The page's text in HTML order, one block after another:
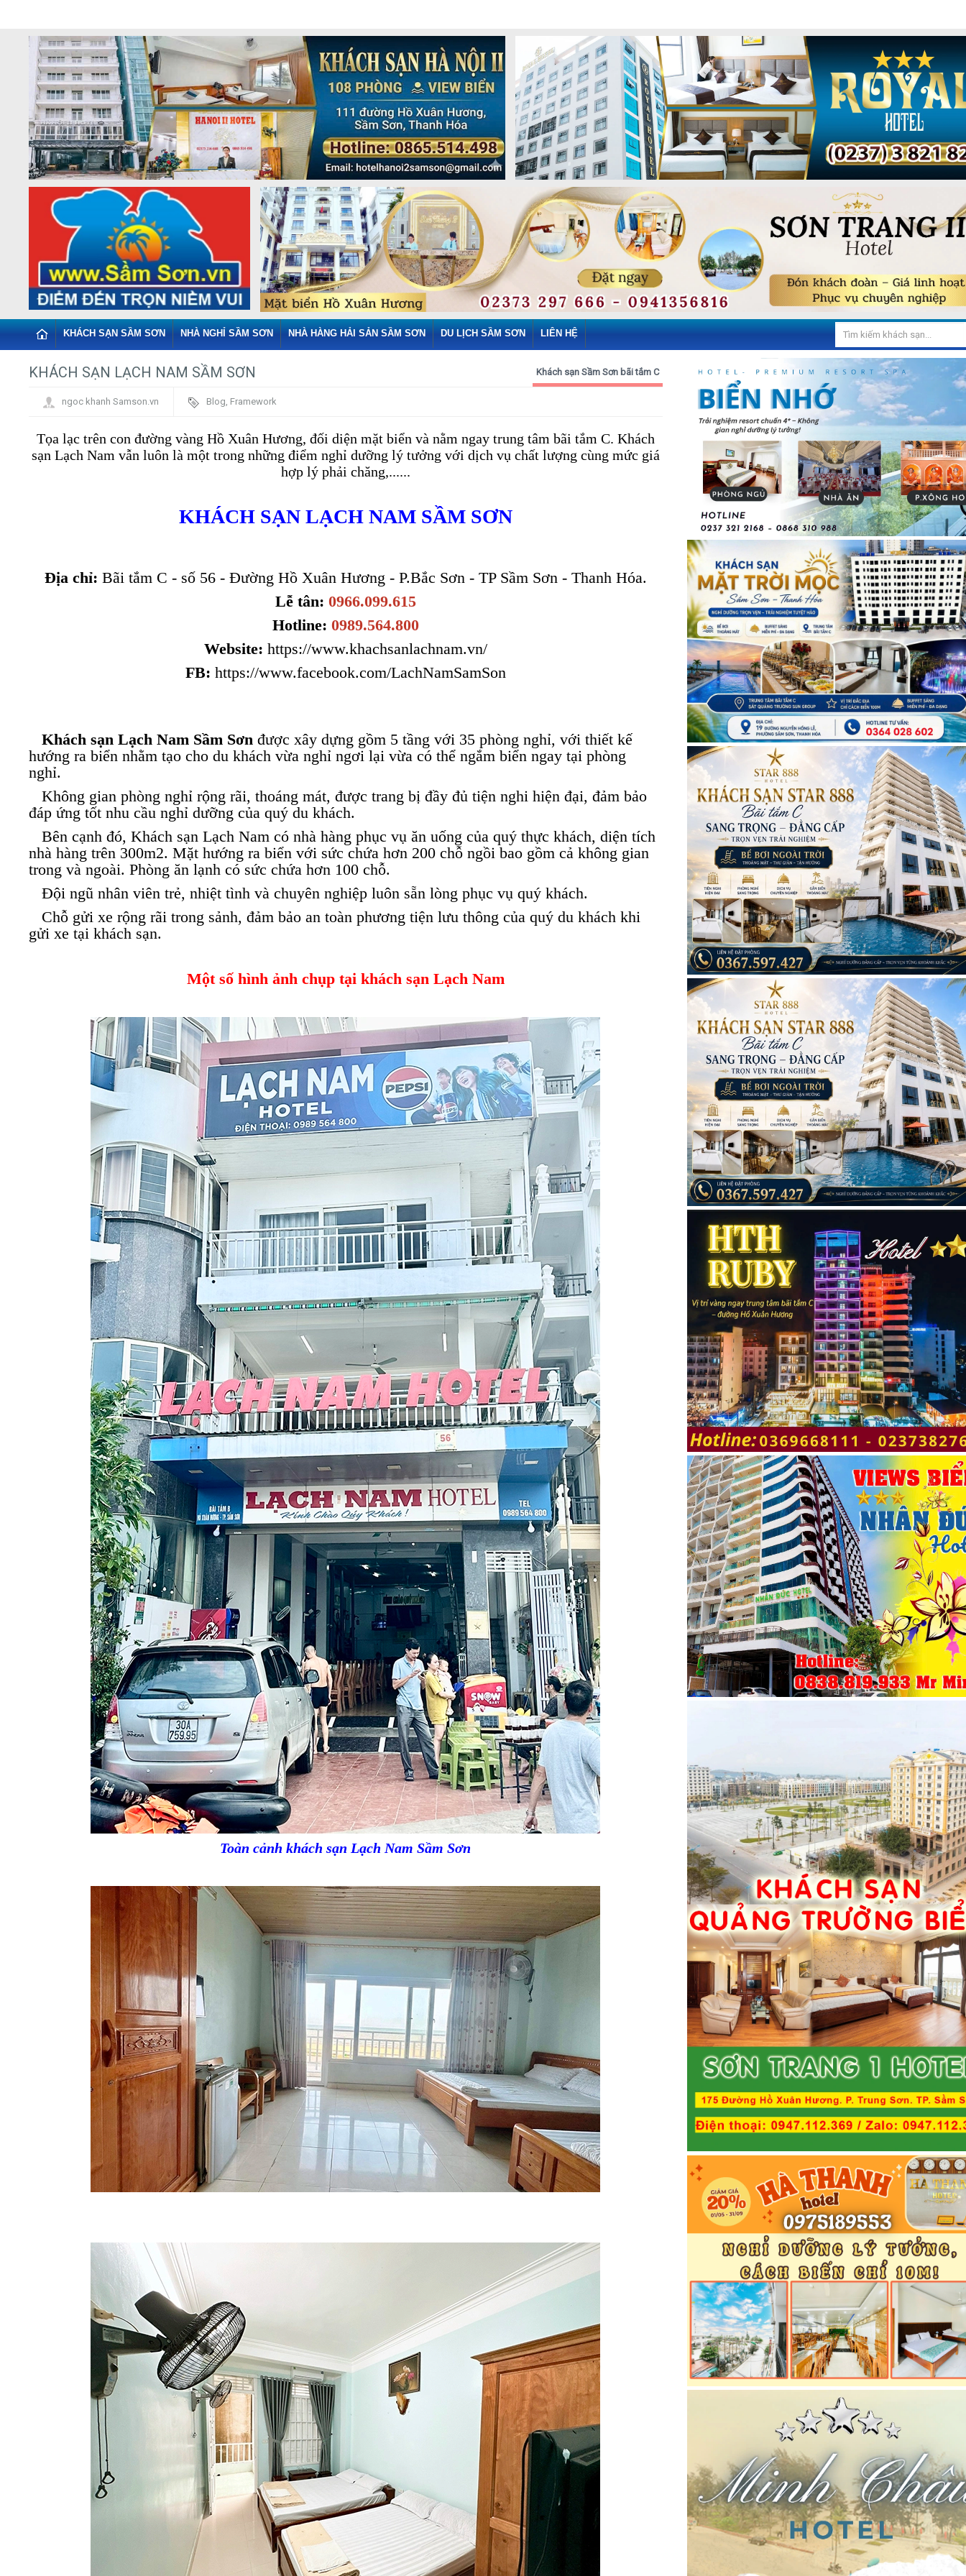
KHÁCH SẠN SẦM SƠN NHÀ NGHỈ SẦM SƠN NHÀ HÀNG HẢI SẢN SẦM SƠN DU LỊCH SẦM SƠN LIÊN HỆ
KHÁCH SẠN LẠCH NAM SẦM SƠN Khách sạn Sầm Sơn bãi tắm C
ngoc khanh Samson.vn Blog, Framework
Tọa lạc trên con đường vàng Hồ Xuân Hương, đối diện mặt biển và nằm ngay trung tâm bãi tắm C. Khách
sạn Lạch Nam vẫn luôn là một trong những điểm nghỉ dưỡng lý tưởng với dịch vụ chất lượng cùng mức giá
hợp lý phải chăng,......
KHÁCH SẠN LẠCH NAM SẦM SƠN
Địa chỉ: Bãi tắm C - số 56 - Đường Hồ Xuân Hương - P.Bắc Sơn - TP Sầm Sơn - Thanh Hóa.
Lễ tân: 0966.099.615
Hotline: 0989.564.800
Website: https://www.khachsanlachnam.vn/
FB: https://www.facebook.com/LachNamSamSon
Khách sạn Lạch Nam Sầm Sơn được xây dựng gồm 5 tầng với 35 phòng nghỉ, với thiết kế
hướng ra biển nhằm tạo cho du khách vừa nghỉ ngơi lại vừa có thể ngắm biển ngay tại phòng
nghỉ.
Không gian phòng nghỉ rộng rãi, thoáng mát, được trang bị đầy đủ tiện nghi hiện đại, đảm bảo
đáp ứng tốt nhu cầu nghỉ dưỡng của quý du khách.
Bên cạnh đó, Khách sạn Lạch Nam có nhà hàng phục vụ ăn uống của quý thực khách, diện tích
nhà hàng trên 300m2. Mặt hướng ra biển với sức chứa hơn 200 chỗ ngồi bao gồm cả không gian
trong và ngoài. Phòng ăn lạnh có sức chứa hơn 100 chỗ.
Đội ngũ nhân viên trẻ, nhiệt tình và chuyên nghiệp luôn sẵn lòng phục vụ quý khách.
Chỗ gửi xe rộng rãi trong sảnh, đảm bảo an toàn phương tiện lưu thông của quý du khách khi
gửi xe tại khách sạn.
Một số hình ảnh chụp tại khách sạn Lạch Nam
Toàn cảnh khách sạn Lạch Nam Sầm Sơn